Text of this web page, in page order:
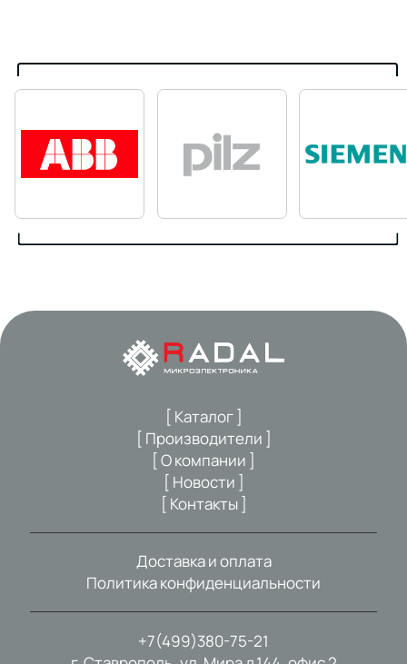
+7(499)380-75-21
[ Каталог ]
[ Производители ]
[ О компании ]
[ Новости ]
[ Контакты ]
Доставка и оплата
Политика конфиденциальности